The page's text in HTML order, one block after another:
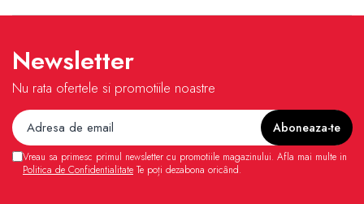
Newsletter
Nu rata ofertele si promotiile noastre
Vreau sa primesc primul newsletter cu promotiile magazinului. Afla mai multe in
Politica de Confidentialitate Te poți dezabona oricând.